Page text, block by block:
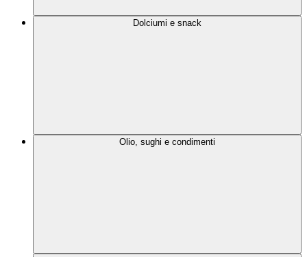
Dolciumi e snack
Olio, sughi e condimenti